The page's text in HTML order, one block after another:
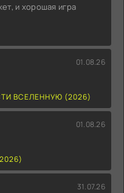
и хорошая игра
01.08.26
ВСЕЛЕННУЮ (2026)
01.08.26
31.07.26